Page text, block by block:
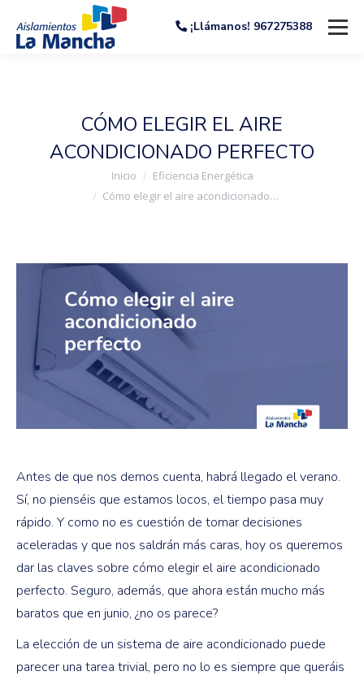
¡Llámanos! 967275388
CÓMO ELEGIR EL AIRE
ACONDICIONADO PERFECTO
Inicio
Eficiencia Energética
Cómo elegir el aire acondicionado…
Antes de que nos demos cuenta, habrá llegado el verano.
Sí, no pienséis que estamos locos, el tiempo pasa muy
rápido. Y como no es cuestión de tomar decisiones
aceleradas y que nos saldrán más caras, hoy os queremos
dar las claves sobre cómo elegir el aire acondicionado
perfecto. Seguro, además, que ahora están mucho más
baratos que en junio, ¿no os parece?
La elección de un sistema de aire acondicionado puede
parecer una tarea trivial, pero no lo es siempre que queráis